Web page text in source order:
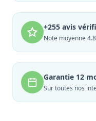
+255 avis
Note moyenne
Garantie 12
Sur toutes nos